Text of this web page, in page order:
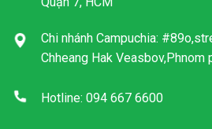
Chi nhánh Campuchia:
Chheang Hak Veasbov,Phnom
Hotline: 094 667 6600